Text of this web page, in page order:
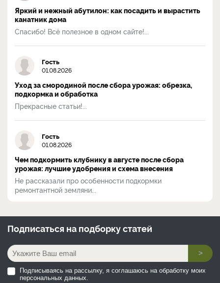
Яркий и нежный абутилон: как посадить и вырастить
канатник дома
Спасибо! Всё полезное в одном сайте!...
Гость
01.08.2026
Уход за смородиной после сбора урожая: обрезка,
подкормка и обработка
Прекрасные статьи!...
Гость
01.08.2026
Чем подкормить клубнику в августе после сбора
урожая: лучшие удобрения и схема внесения
Не рассказали про особенности подкормки
ремонтантной земляни...
Подписаться на подборку статей
>
Подписываясь на рассылку, я соглашаюсь на обработку моих
персональных данных.